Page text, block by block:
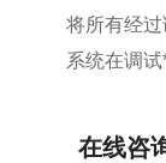
将所有经
系统在调
在线咨